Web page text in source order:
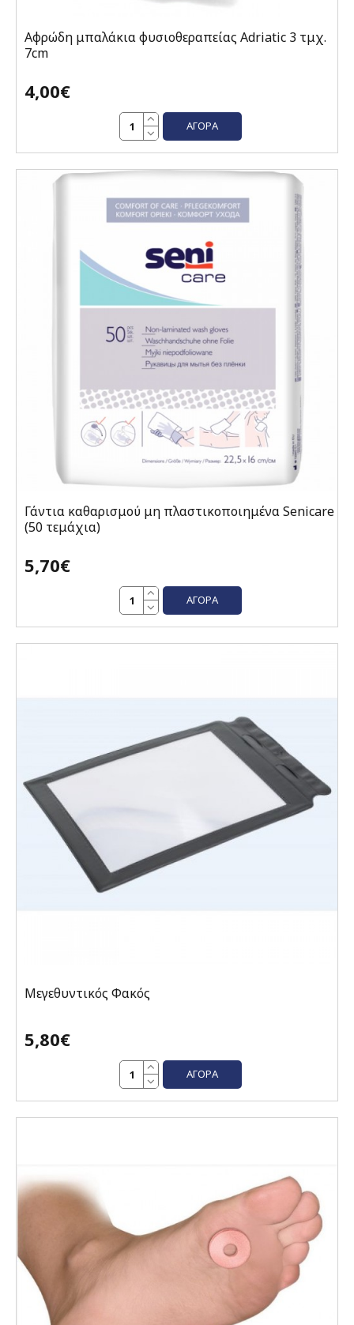
Αφρώδη μπαλάκια φυσιοθεραπείας Adriatic 3 τμχ.
7cm
4,00€
ΑΓΟΡΆ
Γάντια καθαρισμού μη πλαστικοποιημένα Senicare
(50 τεμάχια)
5,70€
ΑΓΟΡΆ
Μεγεθυντικός Φακός
5,80€
ΑΓΟΡΆ